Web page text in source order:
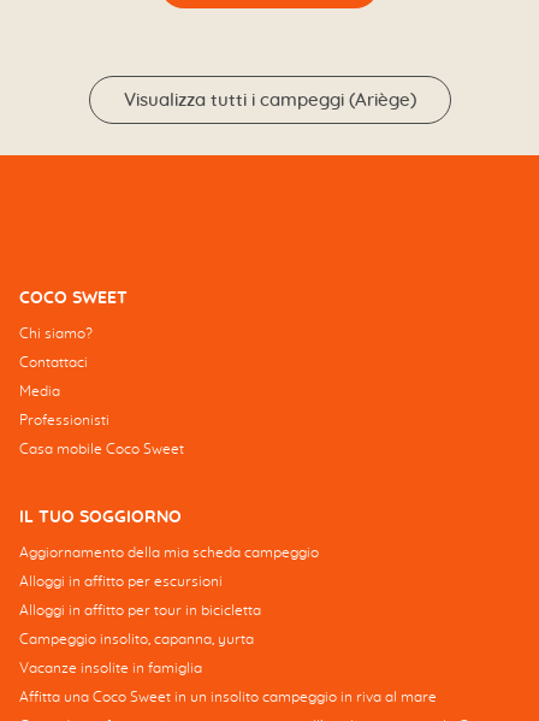
Visualizza tutti i campeggi (Ariège)
COCO SWEET
Chi siamo?
Contattaci
Media
Professionisti
Casa mobile Coco Sweet
IL TUO SOGGIORNO
Aggiornamento della mia scheda campeggio
Alloggi in affitto per escursioni
Alloggi in affitto per tour in bicicletta
Campeggio insolito, capanna, yurta
Vacanze insolite in famiglia
Affitta una Coco Sweet in un insolito campeggio in riva al mare